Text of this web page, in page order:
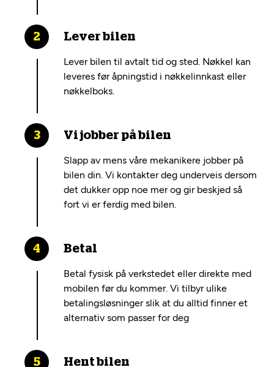
Lever bilen
Lever bilen til avtalt tid og sted. Nøkkel kan
leveres før åpningstid i nøkkelinnkast eller
nøkkelboks.
Vi jobber på bilen
Slapp av mens våre mekanikere jobber på
bilen din. Vi kontakter deg underveis dersom
det dukker opp noe mer og gir beskjed så
fort vi er ferdig med bilen.
Betal
Betal fysisk på verkstedet eller direkte med
mobilen før du kommer. Vi tilbyr ulike
betalingsløsninger slik at du alltid finner et
alternativ som passer for deg
Hent bilen